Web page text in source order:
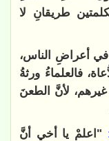
طريقانِ لا
أعراضِ الناس،
فالعلماءُ ورثةُ
غيرهم، لأنَّ الطعنَ
"اعلمْ يا أخي أنَّ